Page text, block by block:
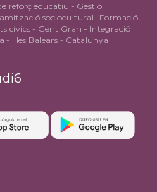
reforç educatiu - Gestió
sociocultural -Formació
cívics - Gent Gran - Integració
- Illes Balears - Catalunya